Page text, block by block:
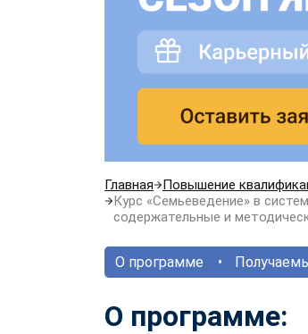
Главная Повышение
Курс «Семьеведение» в
содержательные и
О программе
О программе: